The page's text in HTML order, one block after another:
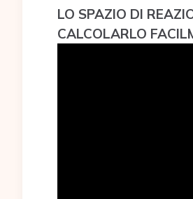
LO SPAZIO DI
CALCOLARLO